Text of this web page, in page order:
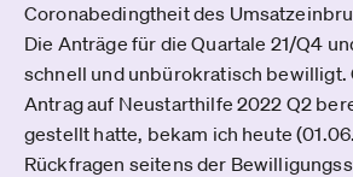
Coronabedingtheit des
Die Anträge für die Quartale 21/Q4
schnell und unbürokratisch bewilligt.
Antrag auf Neustarthilfe 2022 Q2
gestellt hatte, bekam ich heute
Rückfragen seitens der